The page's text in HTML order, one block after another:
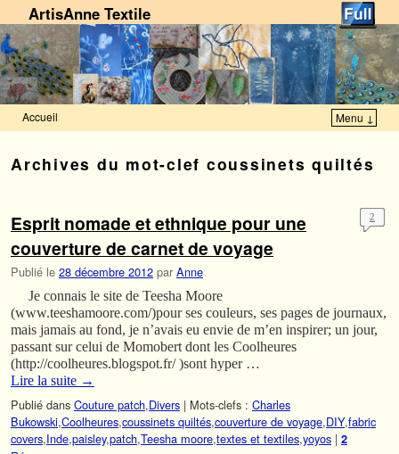
ArtisAnne Textile
Accueil Menu ↓
Archives du mot-clef coussinets quiltés
Esprit nomade et ethnique pour une
couverture de carnet de voyage
Publié le 28 décembre 2012 par Anne
2
Je connais le site de Teesha Moore
(www.teeshamoore.com/)pour ses couleurs, ses pages de journaux,
mais jamais au fond, je n’avais eu envie de m’en inspirer; un jour,
passant sur celui de Momobert dont les Coolheures
(http://coolheures.blogspot.fr/ )sont hyper …
Lire la suite →
Publié dans Couture patch,Divers | Mots-clefs : Charles
Bukowski,Coolheures,coussinets quiltés,couverture de voyage,DIY,fabric
covers,Inde,paisley,patch,Teesha moore,textes et textiles,yoyos | 2